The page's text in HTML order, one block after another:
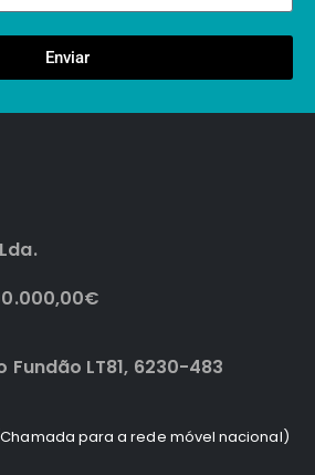
Enviar
Fundão LT81, 6230-483
para a rede móvel nacional)